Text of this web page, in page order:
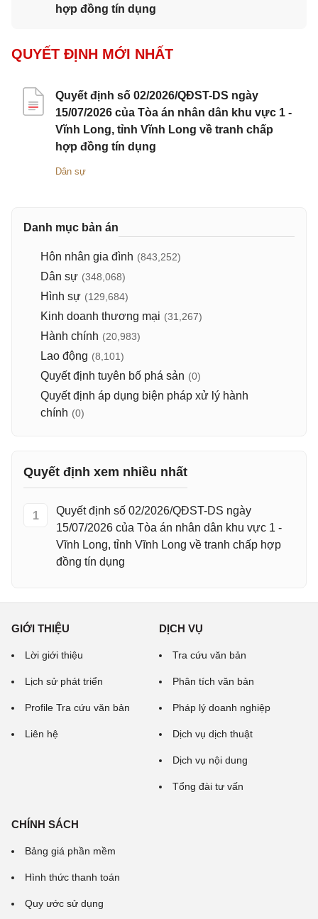
hợp đồng tín dụng
QUYẾT ĐỊNH MỚI NHẤT
Quyết định số 02/2026/QĐST-DS ngày
15/07/2026 của Tòa án nhân dân khu vực 1 -
Vĩnh Long, tỉnh Vĩnh Long về tranh chấp
hợp đồng tín dụng
Dân sự
Danh mục bản án
Hôn nhân gia đình (843,252)
Dân sự (348,068)
Hình sự (129,684)
Kinh doanh thương mại (31,267)
Hành chính (20,983)
Lao động (8,101)
Quyết định tuyên bố phá sản (0)
Quyết định áp dụng biện pháp xử lý hành
chính (0)
Quyết định xem nhiều nhất
1
Quyết định số 02/2026/QĐST-DS ngày
15/07/2026 của Tòa án nhân dân khu vực 1 -
Vĩnh Long, tỉnh Vĩnh Long về tranh chấp hợp
đồng tín dụng
GIỚI THIỆU
Lời giới thiệu
Lịch sử phát triển
Profile Tra cứu văn bản
Liên hệ
DỊCH VỤ
Tra cứu văn bản
Phân tích văn bản
Pháp lý doanh nghiệp
Dịch vụ dịch thuật
Dịch vụ nội dung
Tổng đài tư vấn
CHÍNH SÁCH
Bảng giá phần mềm
Hình thức thanh toán
Quy ước sử dụng